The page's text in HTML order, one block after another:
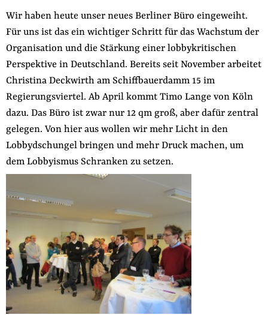
Projektspende
Testamentsspende
Presse
Newsletter
Appelle unterzeichnen
Kontakt
Impressum
auf
der
Website
Folge Uns
FacebookMastodonBlueskyInstagram
YoutubeLinkedIn
Wir haben heute unser neues Berliner Büro eingeweiht.
Für uns ist das ein wichtiger Schritt für das Wachstum der
Organisation und die Stärkung einer lobbykritischen
Perspektive in Deutschland. Bereits seit November arbeitet
Christina Deckwirth am Schiffbauerdamm 15 im
Regierungsviertel. Ab April kommt Timo Lange von Köln
dazu. Das Büro ist zwar nur 12 qm groß, aber dafür zentral
gelegen. Von hier aus wollen wir mehr Licht in den
Lobbydschungel bringen und mehr Druck machen, um
dem Lobbyismus Schranken zu setzen.